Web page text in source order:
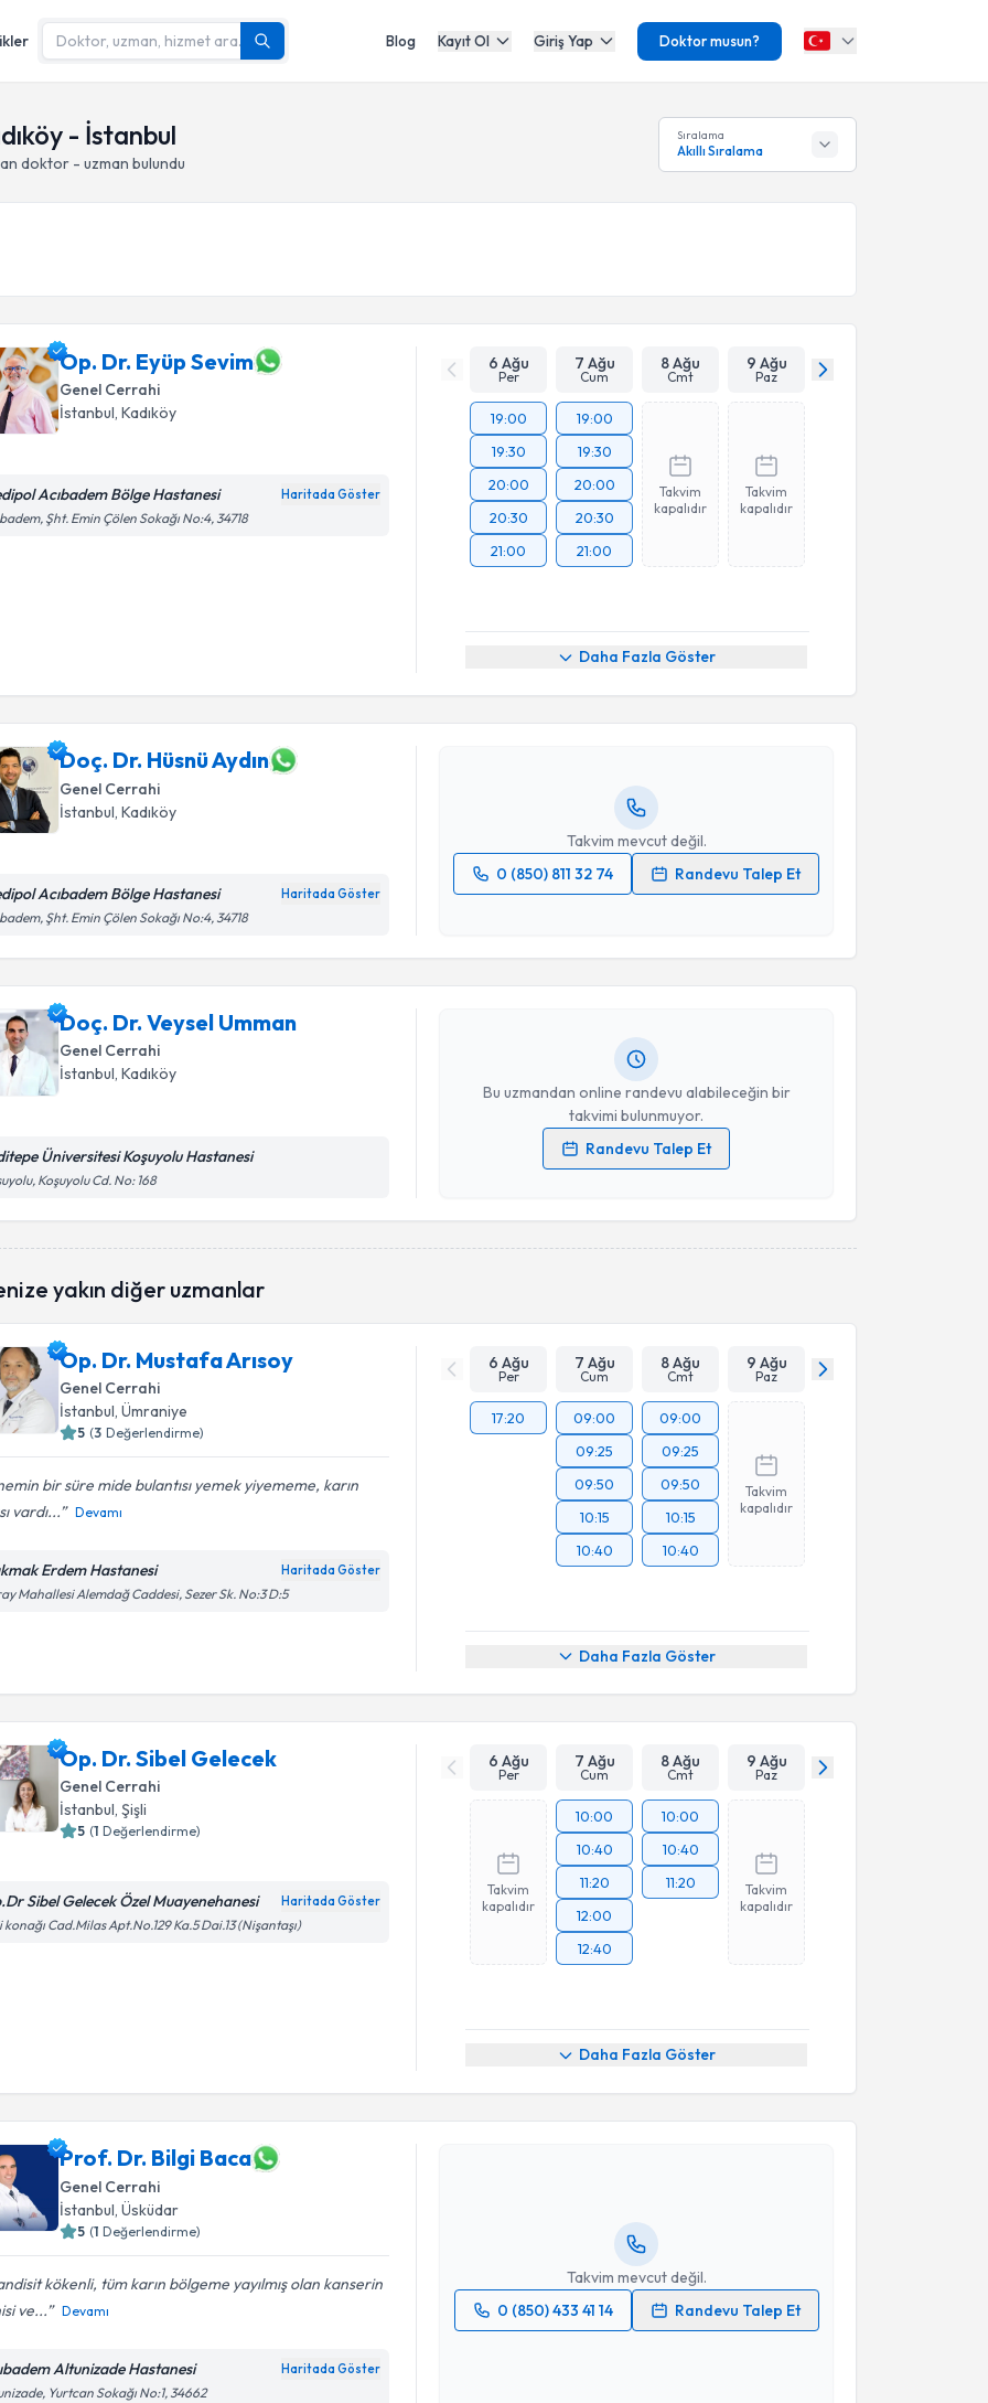
Blog Kayıt Ol Giriş Yap Doktor musun?
- İstanbul
doktor - uzman bulundu
Sıralama
Akıllı Sıralama
Op. Dr. Eyüp Sevim
Genel Cerrahi
İstanbul, Kadıköy
Acıbadem Bölge Hastanesi Haritada Göster
Şht. Emin Çölen Sokağı No:4, 34718
6 Ağu
Per
7 Ağu
Cum
8 Ağu
Cmt
9 Ağu
Paz
19:00
19:30
20:00
20:30
21:00
19:00
19:30
20:00
20:30
21:00
Takvim
kapalıdır
Takvim
kapalıdır
Daha Fazla Göster
Doç. Dr. Hüsnü Aydın
Genel Cerrahi
İstanbul , Kadıköy
Acıbadem Bölge Hastanesi Haritada Göster
Şht. Emin Çölen Sokağı No:4, 34718
Takvim mevcut değil.
0 (850) 811 32 74
Randevu Talep Et
Randevu Takvimi Talebi
Doç. Dr. Veysel Umman
Genel Cerrahi
İstanbul , Kadıköy
Üniversitesi Koşuyolu Hastanesi
Koşuyolu Cd. No: 168
Bu uzmandan online randevu alabileceğin bir
takvimi bulunmuyor.
Randevu Talep Et
Randevu Takvimi Talebi
Kişisel verilerimin işlenmesine ilişkinAydınlatma Metni
yakın diğer uzmanlar
Op. Dr. Mustafa Arısoy
Genel Cerrahi
İstanbul , Ümraniye
5 (3 Değerlendirme)
bir süre mide bulantısı yemek yiyememe, karın
vardı...
Devamı
Erdem Hastanesi Haritada Göster
Mahallesi Alemdağ Caddesi, Sezer Sk. No:3 D:5
6 Ağu
Per
7 Ağu
Cum
8 Ağu
Cmt
9 Ağu
Paz
17:20
09:00
09:25
09:50
10:15
10:40
09:00
09:25
09:50
10:15
10:40
Takvim
kapalıdır
Daha Fazla Göster
Op. Dr. Sibel Gelecek
Genel Cerrahi
İstanbul, Şişli
5 (1 Değerlendirme)
Sibel Gelecek Özel Muayenehanesi Haritada Göster
konağı Cad.Milas Apt.No.129 Ka.5 Dai.13 (Nişantaşı)
6 Ağu
Per
7 Ağu
Cum
8 Ağu
Cmt
9 Ağu
Paz
Takvim
kapalıdır
10:00
10:40
11:20
12:00
12:40
10:00
10:40
11:20
Takvim
kapalıdır
Daha Fazla Göster
Prof. Dr. Bilgi Baca
Genel Cerrahi
İstanbul , Üsküdar
5 (1 Değerlendirme)
kökenli, tüm karın bölgeme yayılmış olan kanserin
ve...
Devamı
Altunizade Hastanesi Haritada Göster
Yurtcan Sokağı No:1, 34662
Takvim mevcut değil.
0 (850) 433 41 14
Randevu Talep Et
Randevu Takvimi Talebi
Prof. Dr. Bilgi Baca